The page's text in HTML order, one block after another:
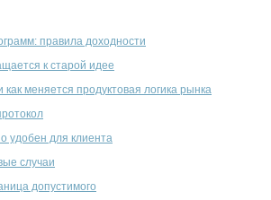
правила доходности
к старой идее
меняется продуктовая логика рынка
удобен для клиента
случаи
допустимого